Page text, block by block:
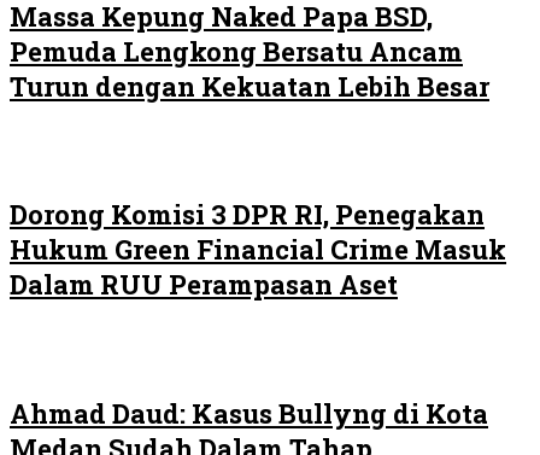
Massa Kepung Naked Papa BSD,
Pemuda Lengkong Bersatu Ancam
Turun dengan Kekuatan Lebih Besar
Dorong Komisi 3 DPR RI, Penegakan
Hukum Green Financial Crime Masuk
Dalam RUU Perampasan Aset
Ahmad Daud: Kasus Bullyng di Kota
Medan Sudah Dalam Tahap